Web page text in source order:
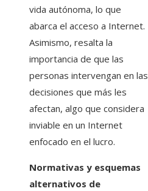
vida autónoma, lo que
abarca el acceso a Internet.
Asimismo, resalta la
importancia de que las
personas intervengan en las
decisiones que más les
afectan, algo que considera
inviable en un Internet
enfocado en el lucro.
Normativas y esquemas
alternativos de